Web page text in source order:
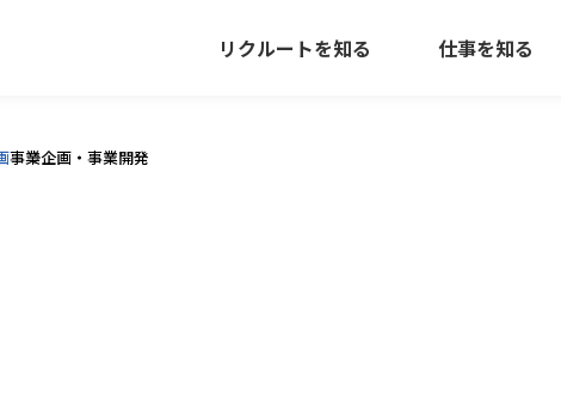
リクルートを知る 仕事を知る
事業企画・事業開発